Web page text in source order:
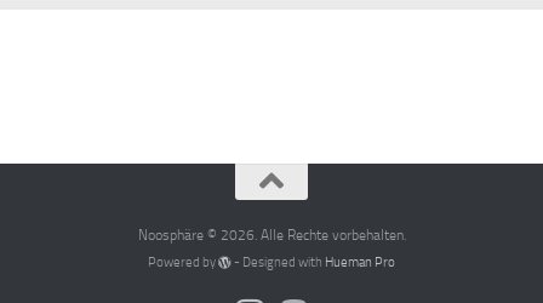
Noosphäre © 2026. Alle Rechte vorbehalten.
Powered by - Designed with Hueman Pro